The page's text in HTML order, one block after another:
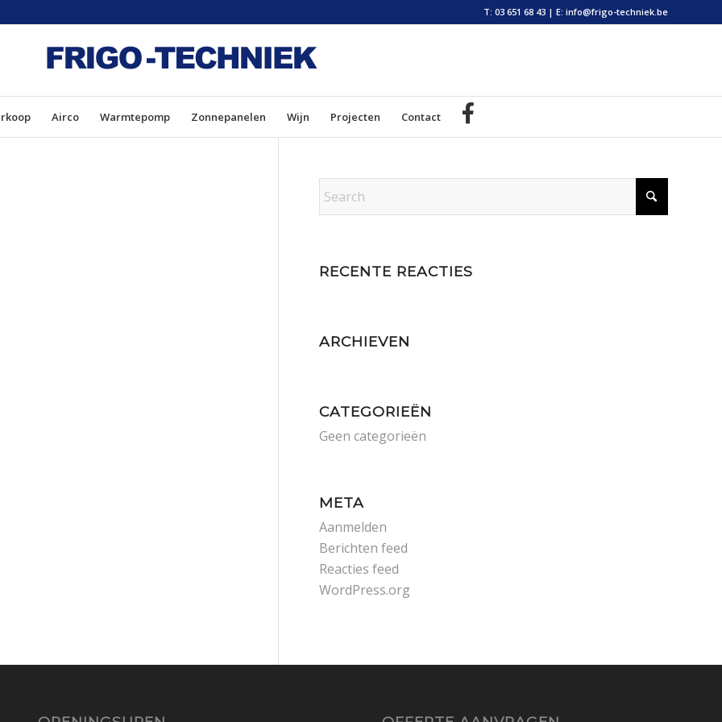
T: 03 651 68 43 | E: info@frigo-techniek.be
Airco Warmtepomp Zonnepanelen Wijn Projecten Contact
RECENTE REACTIES
ARCHIEVEN
CATEGORIEËN
Geen categorieën
META
Aanmelden
Berichten feed
Reacties feed
WordPress.org